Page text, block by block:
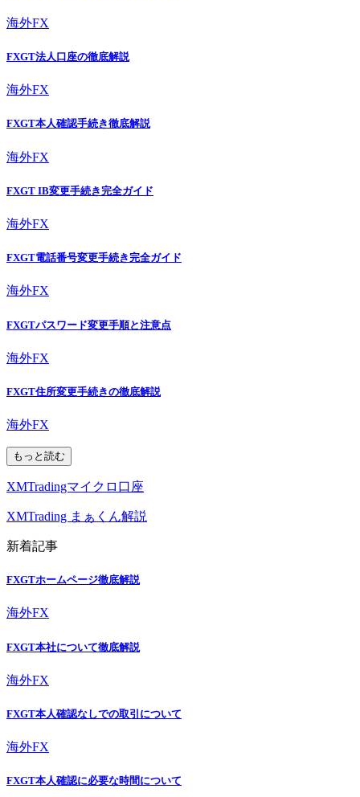
海外FX
FXGT法人口座の徹底解説
海外FX
FXGT本人確認手続き徹底解説
海外FX
FXGT IB変更手続き完全ガイド
海外FX
FXGT電話番号変更手続き完全ガイド
海外FX
FXGTパスワード変更手順と注意点
海外FX
FXGT住所変更手続きの徹底解説
海外FX
もっと読む
XMTradingマイクロ口座
XMTrading まぁくん解説
新着記事
FXGTホームページ徹底解説
海外FX
FXGT本社について徹底解説
海外FX
FXGT本人確認なしでの取引について
海外FX
FXGT本人確認に必要な時間について